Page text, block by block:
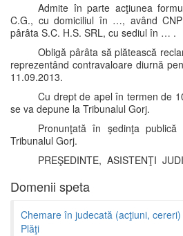
Admite în parte acţiunea
C.G., cu domiciliul în …, având
pârâta S.C. H.S. SRL, cu sediul în … .
Obligă pârâta să plătească
reprezentând contravaloare diurnă
11.09.2013.
Cu drept de apel în termen de
se va depune la Tribunalul Gorj.
Pronunţată în şedinţa
Tribunalul Gorj.
PREŞEDINTE, ASISTENŢI
Domenii speta
Chemare în judecată (acţiuni, cereri)
Plăţi